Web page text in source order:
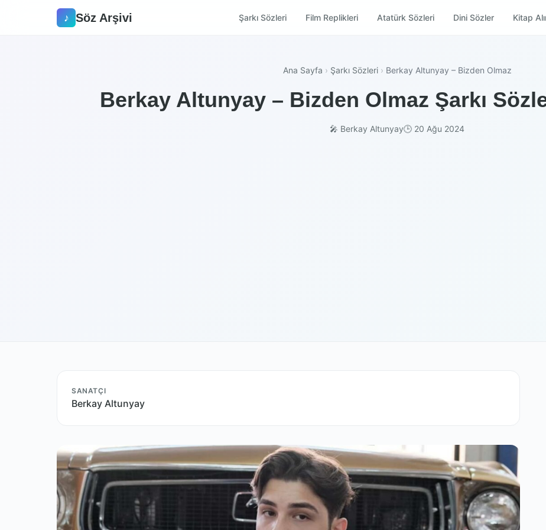
♪ Söz Arşivi Şarkı Sözleri Film Replikleri Atatürk Sözleri Dini Sözler Kitap
Ana Sayfa › Şarkı Sözleri › Berkay Altunyay – Bizden Olmaz
Berkay Altunyay – Bizden Olmaz Şarkı
🎤 Berkay Altunyay🕒 20 Ağu 2024
SANATÇI
Berkay Altunyay